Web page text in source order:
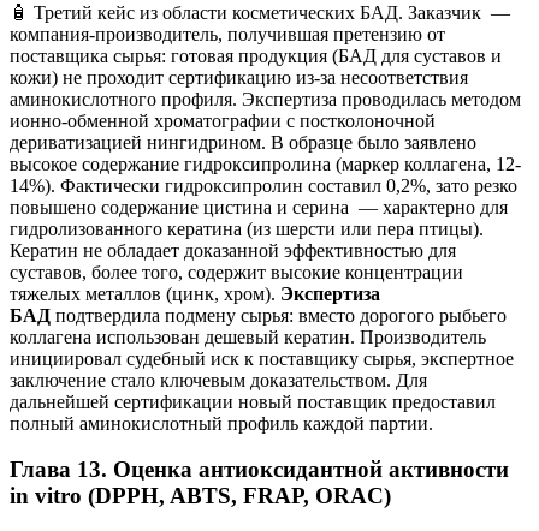
🧴 Третий кейс из области косметических БАД. Заказчик —
компания-производитель, получившая претензию от
поставщика сырья: готовая продукция (БАД для суставов и
кожи) не проходит сертификацию из-за несоответствия
аминокислотного профиля. Экспертиза проводилась методом
ионно-обменной хроматографии с постколоночной
дериватизацией нингидрином. В образце было заявлено
высокое содержание гидроксипролина (маркер коллагена, 12-
14%). Фактически гидроксипролин составил 0,2%, зато резко
повышено содержание цистина и серина — характерно для
гидролизованного кератина (из шерсти или пера птицы).
Кератин не обладает доказанной эффективностью для
суставов, более того, содержит высокие концентрации
тяжелых металлов (цинк, хром). Экспертиза
БАД подтвердила подмену сырья: вместо дорогого рыбьего
коллагена использован дешевый кератин. Производитель
инициировал судебный иск к поставщику сырья, экспертное
заключение стало ключевым доказательством. Для
дальнейшей сертификации новый поставщик предоставил
полный аминокислотный профиль каждой партии.
Глава 13. Оценка антиоксидантной активности
in vitro (DPPH, ABTS, FRAP, ORAC)